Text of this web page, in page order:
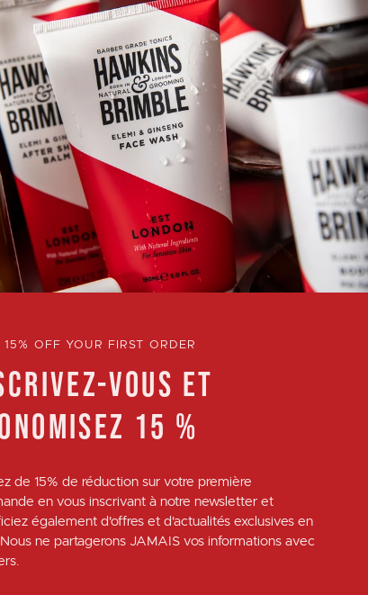
15% OFF YOUR FIRST ORDER
VOUS ET
15 %
de 15% de réduction sur votre première
en vous inscrivant à notre newsletter et
également d'offres et d'actualités exclusives en
Nous ne partagerons JAMAIS vos informations avec